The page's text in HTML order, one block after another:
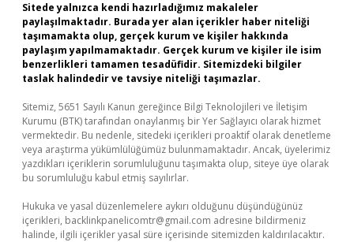
Sitede yalnızca kendi hazırladığımız makaleler
paylaşılmaktadır. Burada yer alan içerikler haber niteliği
taşımamakta olup, gerçek kurum ve kişiler hakkında
paylaşım yapılmamaktadır. Gerçek kurum ve kişiler ile isim
benzerlikleri tamamen tesadüfidir. Sitemizdeki bilgiler
taslak halindedir ve tavsiye niteliği taşımazlar.
Sitemiz, 5651 Sayılı Kanun gereğince Bilgi Teknolojileri ve İletişim
Kurumu (BTK) tarafından onaylanmış bir Yer Sağlayıcı olarak hizmet
vermektedir. Bu nedenle, sitedeki içerikleri proaktif olarak denetleme
veya araştırma yükümlülüğümüz bulunmamaktadır. Ancak, üyelerimiz
yazdıkları içeriklerin sorumluluğunu taşımakta olup, siteye üye olarak
bu sorumluluğu kabul etmiş sayılırlar.
Hukuka ve yasal düzenlemelere aykırı olduğunu düşündüğünüz
içerikleri, backlinkpanelicomtr@gmail.com adresine bildirmeniz
halinde, ilgili içerikler yasal süre içerisinde sitemizden kaldırılacaktır.